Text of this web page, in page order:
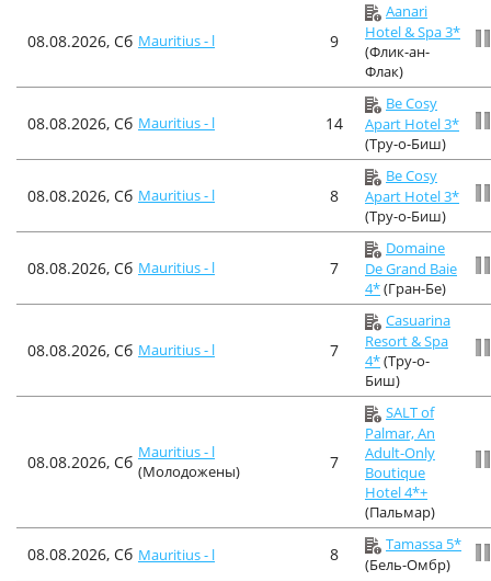
08.08.2026, Сб Mauritius - l 9
Aanari
Hotel & Spa 3*
(Флик-ан-
Флак)
08.08.2026, Сб Mauritius - l 14
Be Cosy
Apart Hotel 3*
(Тру-о-Биш)
08.08.2026, Сб Mauritius - l 8
Be Cosy
Apart Hotel 3*
(Тру-о-Биш)
08.08.2026, Сб Mauritius - l 7
Domaine
De Grand Baie
4*(Гран-Бе)
08.08.2026, Сб Mauritius - l 7
Casuarina
Resort & Spa
4*(Тру-о-
Биш)
08.08.2026, Сб Mauritius - l
(Молодожены)
7
SALT of
Palmar, An
Adult-Only
Boutique
Hotel 4*+
(Пальмар)
08.08.2026, Сб Mauritius - l 8
Tamassa 5*
(Бель-Омбр)